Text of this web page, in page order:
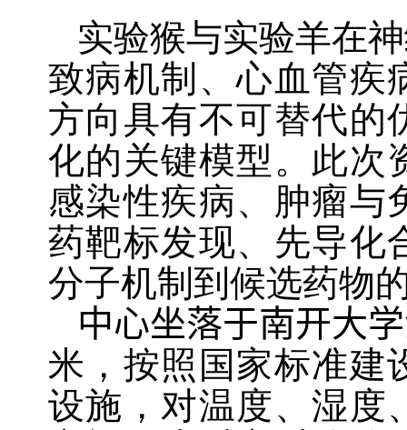
实验猴与实验羊在
致病机制、心血管疾
方向具有不可替代的
化的关键模型。此次
感染性疾病、肿瘤与
药靶标发现、先导化
分子机制到候选药物
中心坐落于南开大学
米，按照国家标准建
设施，对温度、湿度